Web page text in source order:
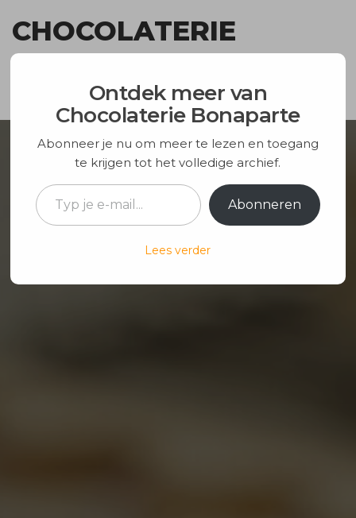
naar
inhoud
CHOCOLATERIE
Ontdek meer van
Chocolaterie Bonaparte
Abonneer je nu om meer te lezen en toegang
te krijgen tot het volledige archief.
Typ je e-mail...
Abonneren
Lees verder